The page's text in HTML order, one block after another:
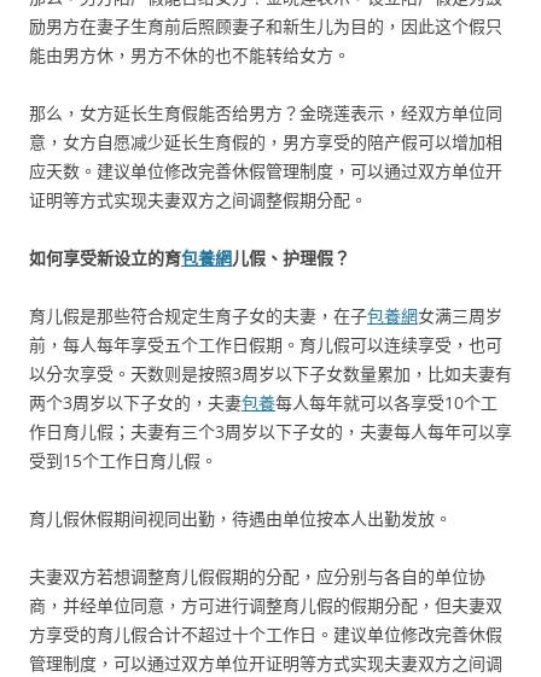
励男方在妻子生育前后照顾妻子和新生儿为目的，因此这个假只
能由男方休，男方不休的也不能转给女方。
那么，女方延长生育假能否给男方？金晓莲表示，经双方单位同
意，女方自愿减少延长生育假的，男方享受的陪产假可以增加相
应天数。建议单位修改完善休假管理制度，可以通过双方单位开
证明等方式实现夫妻双方之间调整假期分配。
如何享受新设立的育包養網儿假、护理假？
育儿假是那些符合规定生育子女的夫妻，在子包養網女满三周岁
前，每人每年享受五个工作日假期。育儿假可以连续享受，也可
以分次享受。天数则是按照3周岁以下子女数量累加，比如夫妻有
两个3周岁以下子女的，夫妻包養每人每年就可以各享受10个工
作日育儿假；夫妻有三个3周岁以下子女的，夫妻每人每年可以享
受到15个工作日育儿假。
育儿假休假期间视同出勤，待遇由单位按本人出勤发放。
夫妻双方若想调整育儿假假期的分配，应分别与各自的单位协
商，并经单位同意，方可进行调整育儿假的假期分配，但夫妻双
方享受的育儿假合计不超过十个工作日。建议单位修改完善休假
管理制度，可以通过双方单位开证明等方式实现夫妻双方之间调